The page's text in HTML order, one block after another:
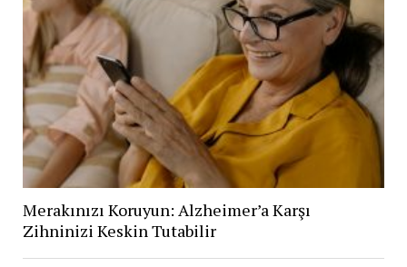
Merakınızı Koruyun: Alzheimer’a Karşı
Zihninizi Keskin Tutabilir